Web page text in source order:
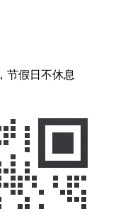
节假日不休息